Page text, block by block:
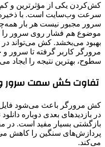
کش‌کردن یکی از مؤثرترین و
سرعت وب‌سایت است. با ذخیره
سرور مجبور نیست هر بار
موضوع هم فشار روی سرور را
بهبود می‌بخشد. کش می‌تواند
سطوح، بهترین نتیجه را ایجاد
تفاوت کش سمت سرور و
کش مرورگر باعث می‌شود
در بازدیدهای بعدی دوباره
بازگشتی بسیار مفید است.
پردازش‌های سنگین را کاهش
می‌کند.